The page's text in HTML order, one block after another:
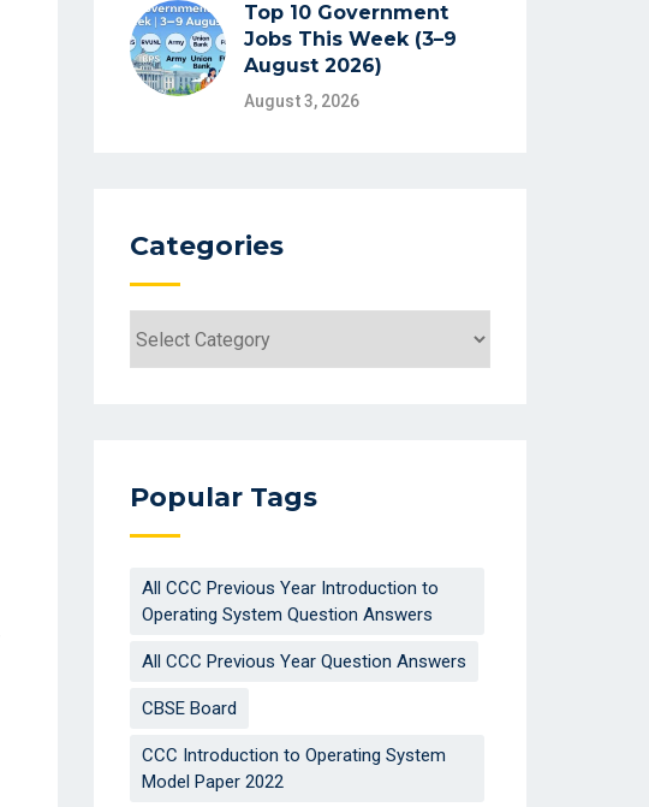
Top 10 Government
Jobs This Week (3–9
August 2026)
August 3, 2026
Categories
Popular Tags
All CCC Previous Year Introduction to
Operating System Question Answers
All CCC Previous Year Question Answers
CBSE Board
CCC Introduction to Operating System
Model Paper 2022